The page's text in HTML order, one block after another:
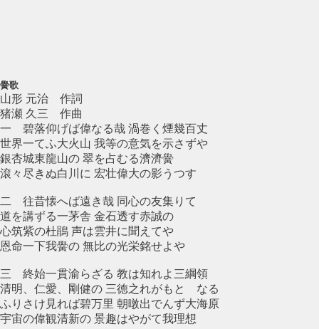
黌歌
山形 元治 作詞
猪瀬 久三 作曲
一 碧落仰げば偉なる哉 渦巻く煙幾百丈
世界一てふ大火山 我等の意気を示さずや
銀杏城東龍山の 翠を占むる濟濟黌
滾々尽きぬ白川に 宏壮偉大の影うつす
二 往昔懐へば遠き哉 同心の友集りて
道を講ずる一茅舎 金石透す赤誠の
心筑紫の杜鵑 声は雲井に聞えてや
恩命一下我黌の 無比の光栄銘せよや
三 終始一貫渝らざる 教は知れよ三綱領
清明、仁愛、剛健の 三徳之れがもとゝなる
ふりさけ見れば碧万里 朝暾出でんず大海原
宇宙の偉観清新の 景趣はやがて我理想